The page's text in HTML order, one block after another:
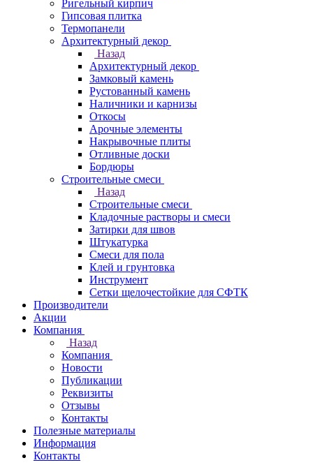
Ригельный кирпич
Гипсовая плитка
Термопанели
Архитектурный декор
Назад
Архитектурный декор
Замковый камень
Рустованный камень
Наличники и карнизы
Откосы
Арочные элементы
Накрывочные плиты
Отливные доски
Бордюры
Строительные смеси
Назад
Строительные смеси
Кладочные растворы и смеси
Затирки для швов
Штукатурка
Смеси для пола
Клей и грунтовка
Инструмент
Сетки щелочестойкие для СФТК
Производители
Акции
Компания
Назад
Компания
Новости
Публикации
Реквизиты
Отзывы
Контакты
Полезные материалы
Информация
Контакты